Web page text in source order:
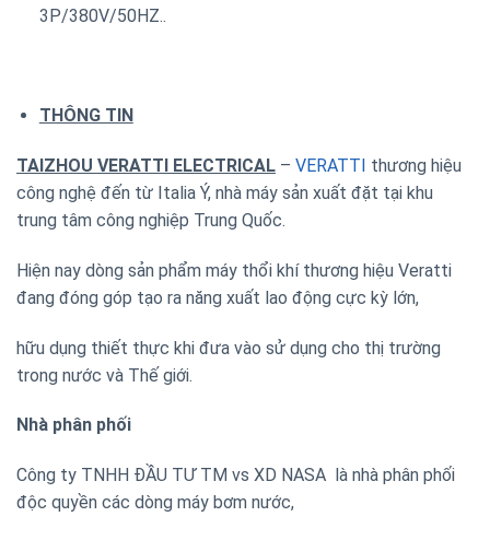
3P/380V/50HZ..
THÔNG TIN
TAIZHOU VERATTI ELECTRICAL – VERATTI thương hiệu
công nghệ đến từ Italia Ý, nhà máy sản xuất đặt tại khu
trung tâm công nghiệp Trung Quốc.
Hiện nay dòng sản phẩm máy thổi khí thương hiệu Veratti
đang đóng góp tạo ra năng xuất lao động cực kỳ lớn,
hữu dụng thiết thực khi đưa vào sử dụng cho thị trường
trong nước và Thế giới.
Nhà phân phối
Công ty TNHH ĐẦU TƯ TM vs XD NASA là nhà phân phối
độc quyền các dòng máy bơm nước,